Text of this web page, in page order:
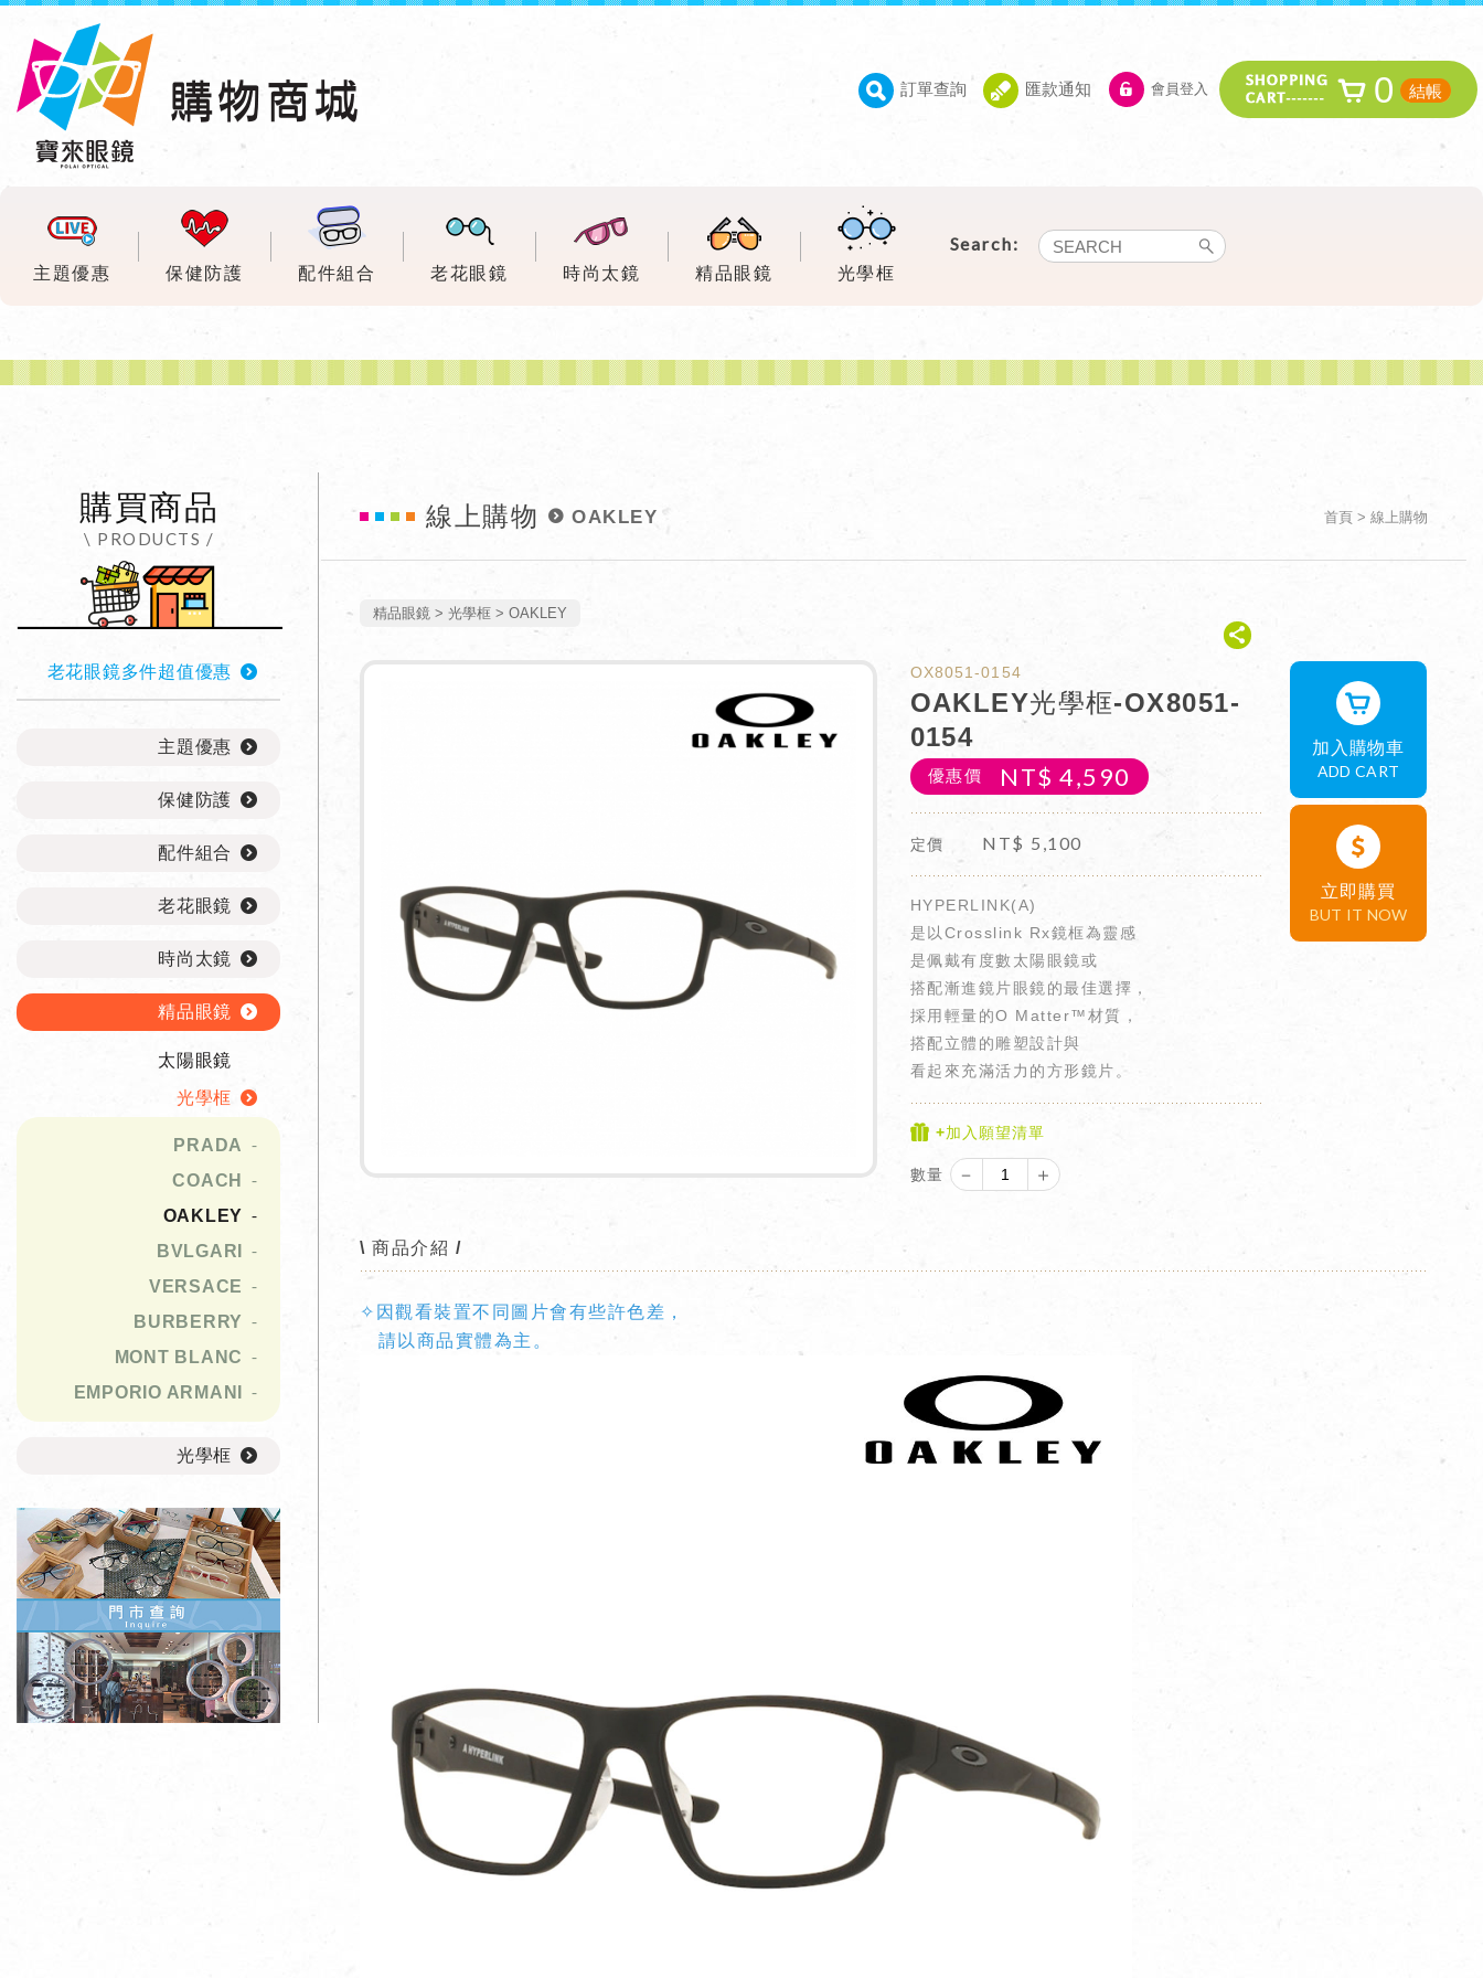
訂單查詢 匯款通知 會員登入 0 結帳
主題優惠 保健防護 配件組合 老花眼鏡 時尚太鏡 精品眼鏡 光學框
購買商品
\ PRODUCTS /
老花眼鏡多件超值優惠
主題優惠
保健防護
配件組合
老花眼鏡
時尚太鏡
精品眼鏡
太陽眼鏡
光學框
PRADA
COACH
OAKLEY
BVLGARI
VERSACE
BURBERRY
MONT BLANC
EMPORIO ARMANI
光學框
首頁 線上購物
線上購物 OAKLEY
精品眼鏡 光學框 OAKLEY
OX8051-0154
OAKLEY光學框-OX8051-
0154
優惠價 NT$ 4,590
定價 NT$ 5,100
HYPERLINK(A)
是以Crosslink Rx鏡框為靈感
是佩戴有度數太陽眼鏡或
搭配漸進鏡片眼鏡的最佳選擇，
採用輕量的O Matter™材質，
搭配立體的雕塑設計與
看起來充滿活力的方形鏡片。
+加入願望清單
數量 － ＋
加入購物車
ADD CART
立即購買
BUT IT NOW
\ 商品介紹 /
✧因觀看裝置不同圖片會有些許色差，
請以商品實體為主。